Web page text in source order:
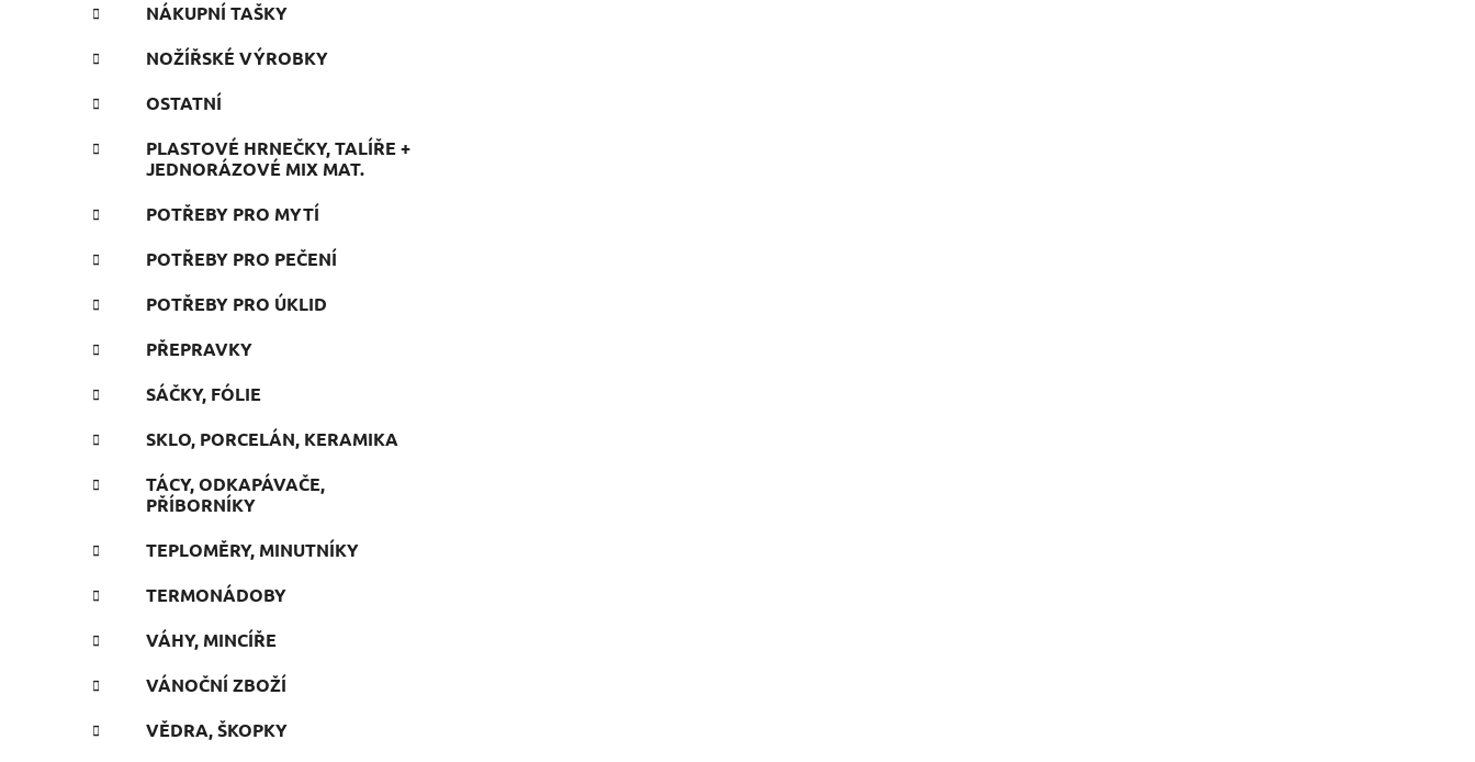
NÁKUPNÍ TAŠKY
NOŽÍŘSKÉ VÝROBKY
OSTATNÍ
PLASTOVÉ HRNEČKY, TALÍŘE +
JEDNORÁZOVÉ MIX MAT.
POTŘEBY PRO MYTÍ
POTŘEBY PRO PEČENÍ
POTŘEBY PRO ÚKLID
PŘEPRAVKY
SÁČKY, FÓLIE
SKLO, PORCELÁN, KERAMIKA
TÁCY, ODKAPÁVAČE,
PŘÍBORNÍKY
TEPLOMĚRY, MINUTNÍKY
TERMONÁDOBY
VÁHY, MINCÍŘE
VÁNOČNÍ ZBOŽÍ
VĚDRA, ŠKOPKY